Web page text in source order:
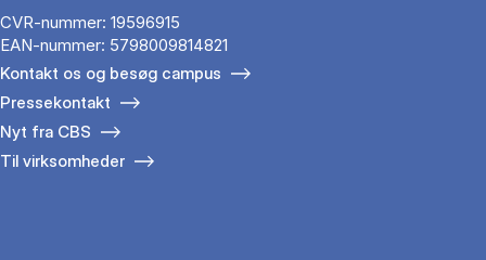
CVR-nummer: 19596915
EAN-nummer: 5798009814821
Kontakt os og besøg campus
Pressekontakt
Nyt fra CBS
Til virksomheder